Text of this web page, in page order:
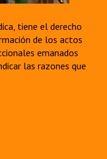
tiene el derecho
de los actos
emanados
las razones que